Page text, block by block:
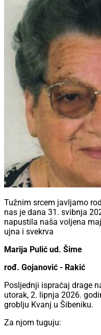
Tužnim srcem javljamo
nas je dana 31. svibnja
napustila naša voljena
ujna i svekrva
Marija Pulić ud. Šime
rođ. Gojanović - Rakić
Posljednji ispraćaj drage
utorak, 2. lipnja 2026.
groblju Kvanj u Šibeniku.
Za njom tuguju: